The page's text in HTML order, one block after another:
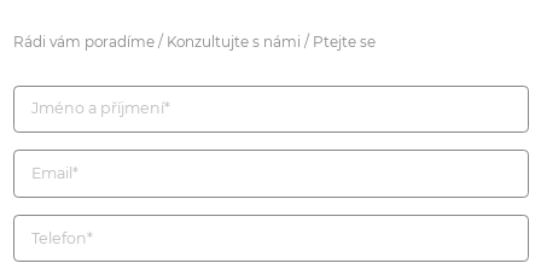
Rádi vám poradíme / Konzultujte s námi / Ptejte se